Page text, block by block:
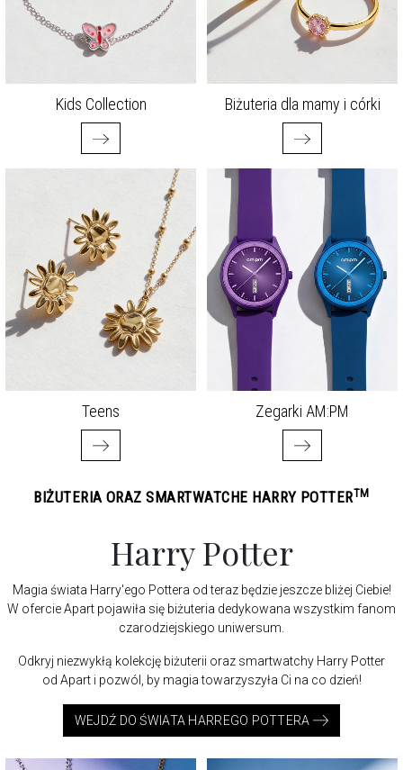
Kids Collection Biżuteria dla mamy i córki
Teens Zegarki AM:PM
BIŻUTERIA ORAZ SMARTWATCHE HARRY POTTERTM
Harry Potter
Magia świata Harry'ego Pottera od teraz będzie jeszcze bliżej Ciebie!
W ofercie Apart pojawiła się biżuteria dedykowana wszystkim fanom
czarodziejskiego uniwersum.
Odkryj niezwykłą kolekcję biżuterii oraz smartwatchy Harry Potter
od Apart i pozwól, by magia towarzyszyła Ci na co dzień!
WEJDŹ DO ŚWIATA HARREGO POTTERA